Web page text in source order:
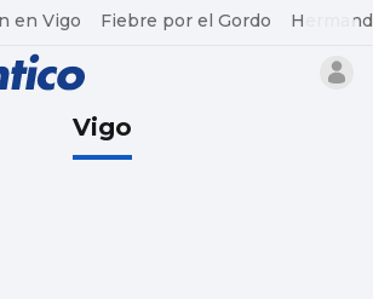
en Vigo Fiebre por el Gordo
Vigo